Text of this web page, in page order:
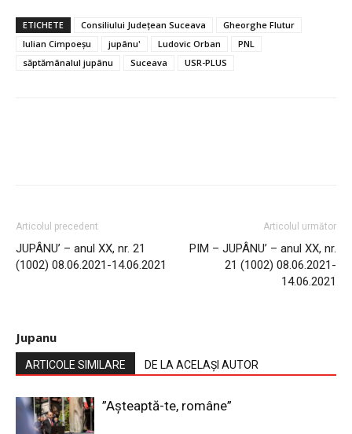
ETICHETE Consiliului Județean Suceava
Gheorghe Flutur
Iulian Cimpoeșu
jupânu' Ludovic Orban
PNL
săptămânalul jupânu
Suceava USR-PLUS
Articolul precedent
JUPÂNU’ – anul XX, nr. 21
(1002) 08.06.2021-14.06.2021
Articolul următor
PIM – JUPÂNU’ – anul XX, nr.
21 (1002) 08.06.2021-
14.06.2021
Jupanu
ARTICOLE SIMILARE DE LA ACELAȘI AUTOR
”Așteaptă-te, române”